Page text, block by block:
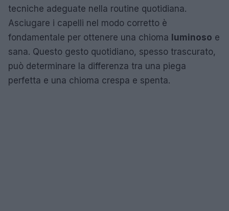
tecniche adeguate nella routine quotidiana.
Asciugare i capelli nel modo corretto è
fondamentale per ottenere una chioma luminoso e
sana. Questo gesto quotidiano, spesso trascurato,
può determinare la differenza tra una piega
perfetta e una chioma crespa e spenta.